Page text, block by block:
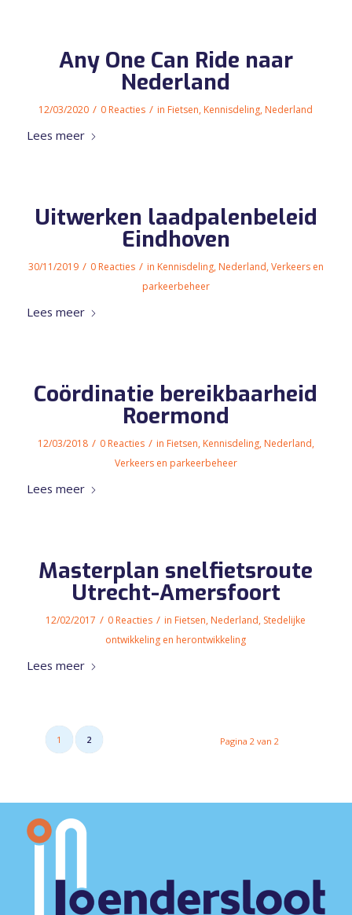
Any One Can Ride naar
Nederland
12/03/2020 / 0 Reacties / in Fietsen, Kennisdeling, Nederland
Lees meer
Uitwerken laadpalenbeleid
Eindhoven
30/11/2019 / 0 Reacties / in Kennisdeling, Nederland,Verkeers en
parkeerbeheer
Lees meer
Coördinatie bereikbaarheid
Roermond
12/03/2018 / 0 Reacties / in Fietsen, Kennisdeling, Nederland,
Verkeers en parkeerbeheer
Lees meer
Masterplan snelfietsroute
Utrecht-Amersfoort
12/02/2017 / 0 Reacties / in Fietsen, Nederland, Stedelijke
ontwikkeling en herontwikkeling
Lees meer
Pagina 2 van 2
1 2